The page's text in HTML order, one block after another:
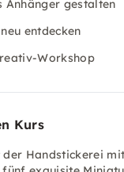
Anhänger gestalten
entdecken
Workshop
Kurs
der Handstickerei